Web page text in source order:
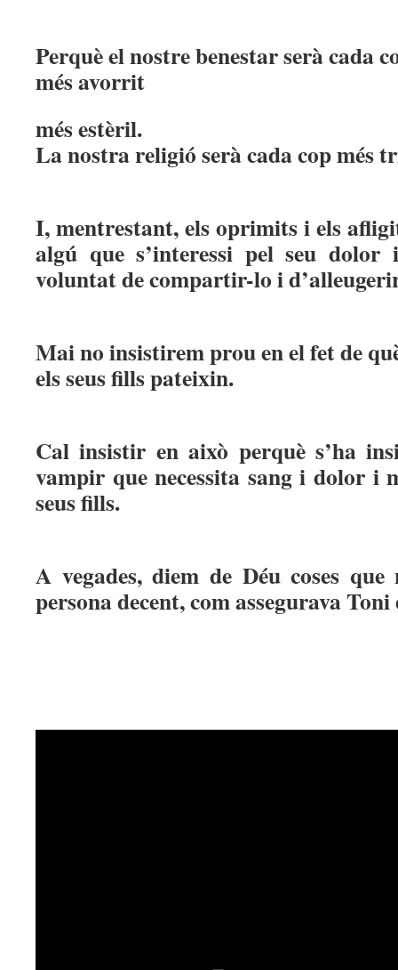
Perquè el nostre benestar serà cada
més avorrit
més estèril.
La nostra religió serà cada cop més
I, mentrestant, els oprimits i els
algú que s’interessi pel seu
voluntat de compartir-lo i
Mai no insistirem prou en el fet de
els seus fills pateixin.
Cal insistir en això perquè s’ha
vampir que necessita sang i dolor i
seus fills.
A vegades, diem de Déu coses
persona decent, com assegurava